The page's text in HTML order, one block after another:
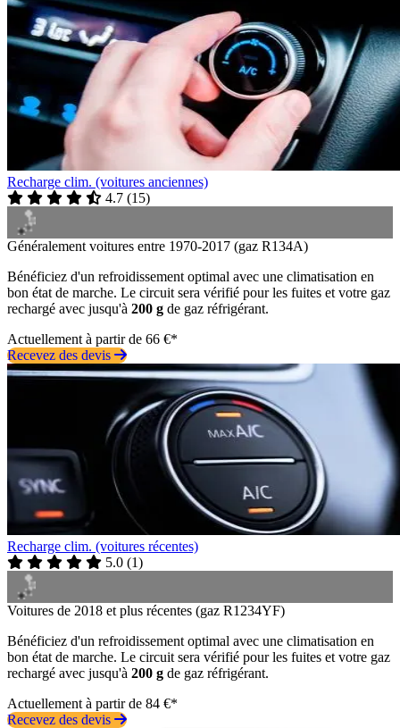
Recharge clim. (voitures anciennes)
4.7 (15)
Généralement voitures entre 1970-2017 (gaz R134A)
Bénéficiez d'un refroidissement optimal avec une climatisation en
bon état de marche. Le circuit sera vérifié pour les fuites et votre gaz
rechargé avec jusqu'à 200 g de gaz réfrigérant.
Actuellement à partir de 66 €*
Recevez des devis
Recharge clim. (voitures récentes)
5.0 (1)
Voitures de 2018 et plus récentes (gaz R1234YF)
Bénéficiez d'un refroidissement optimal avec une climatisation en
bon état de marche. Le circuit sera vérifié pour les fuites et votre gaz
rechargé avec jusqu'à 200 g de gaz réfrigérant.
Actuellement à partir de 84 €*
Recevez des devis